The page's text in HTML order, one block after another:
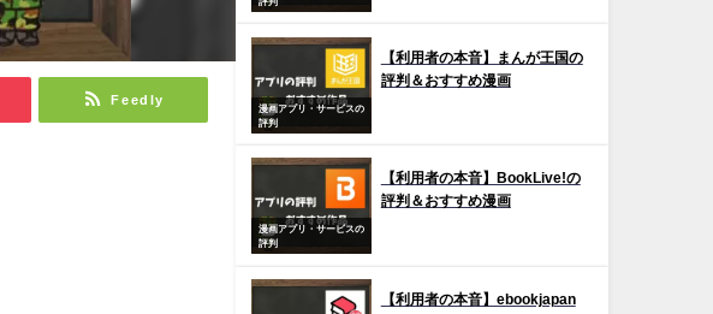
Feedly
漫画アプリ・サービスの
評判
【利用者の本音】まんが王国の
評判＆おすすめ漫画
漫画アプリ・サービスの
評判
【利用者の本音】BookLive!の
評判＆おすすめ漫画
【利用者の本音】ebookjapan